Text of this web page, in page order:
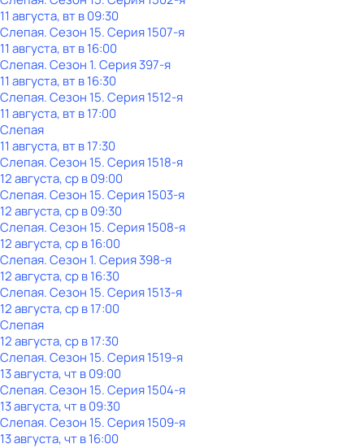
11 августа, вт в 09:30
Слепая. Сезон 15. Серия 1507-я
11 августа, вт в 16:00
Слепая. Сезон 1. Серия 397-я
11 августа, вт в 16:30
Слепая. Сезон 15. Серия 1512-я
11 августа, вт в 17:00
Слепая
11 августа, вт в 17:30
Слепая. Сезон 15. Серия 1518-я
12 августа, ср в 09:00
Слепая. Сезон 15. Серия 1503-я
12 августа, ср в 09:30
Слепая. Сезон 15. Серия 1508-я
12 августа, ср в 16:00
Слепая. Сезон 1. Серия 398-я
12 августа, ср в 16:30
Слепая. Сезон 15. Серия 1513-я
12 августа, ср в 17:00
Слепая
12 августа, ср в 17:30
Слепая. Сезон 15. Серия 1519-я
13 августа, чт в 09:00
Слепая. Сезон 15. Серия 1504-я
13 августа, чт в 09:30
Слепая. Сезон 15. Серия 1509-я
13 августа, чт в 16:00